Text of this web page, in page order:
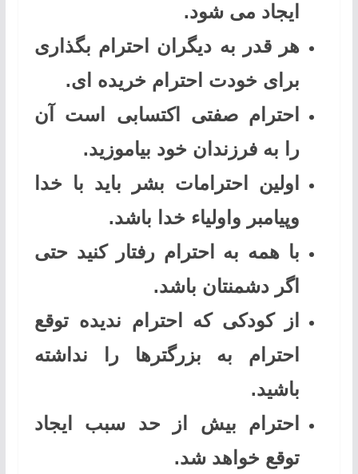
ایجاد می شود.
هر قدر به دیگران احترام بگذاری
برای خودت احترام خریده ای.
احترام صفتی اکتسابی است آن
را به فرزندان خود بیاموزید.
اولین احترامات بشر باید با خدا
وپیامبر واولیاء خدا باشد.
با همه به احترام رفتار کنید حتی
اگر دشمنتان باشد.
از کودکی که احترام ندیده توقع
احترام به بزرگترها را نداشته
باشید.
احترام بیش از حد سبب ایجاد
توقع خواهد شد.